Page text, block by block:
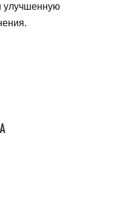
улучшенную